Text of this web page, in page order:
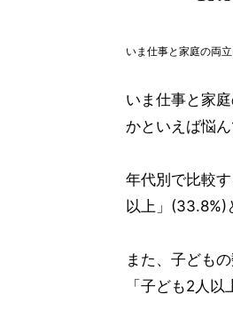
いま仕事と家庭の両
いま仕事と家
かといえば悩
年代別で比較
以上」(33.8%)
また、子ども
「子ども2人